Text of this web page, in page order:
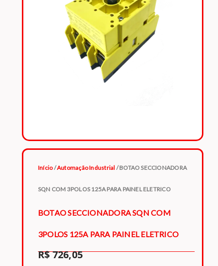
Início/Automação Industrial / BOTAO SECCIONADORA
SQN COM 3POLOS 125A PARA PAINEL ELETRICO
BOTAO SECCIONADORA SQN COM
3POLOS 125A PARA PAINEL ELETRICO
R$726,05